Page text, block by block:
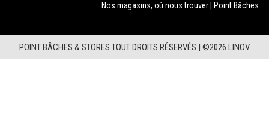
Nos magasins, où nous trouver | Point Bâches
POINT BÂCHES & STORES TOUT DROITS RÉSERVÉS | ©2026 LINOV